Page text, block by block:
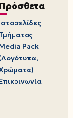
Πρόσθετα
Ιστοσελίδες
Τμήματος
Media Pack
(Λογότυπα,
Επικοινωνία